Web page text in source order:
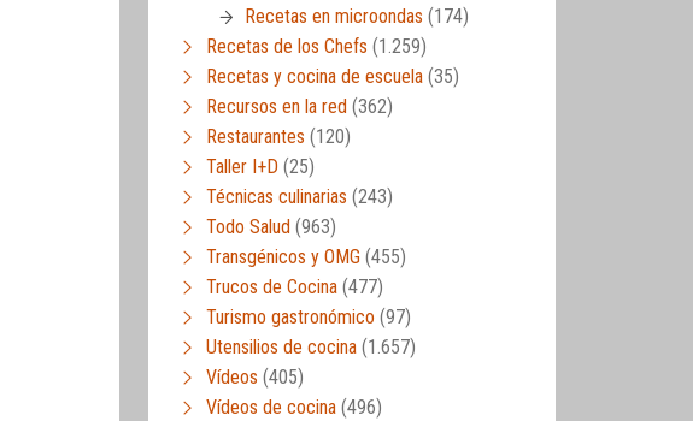
Recetas en microondas (174)
Recetas de los Chefs (1.259)
Recetas y cocina de escuela (35)
Recursos en la red (362)
Restaurantes (120)
Taller I+D (25)
Técnicas culinarias (243)
Todo Salud (963)
Transgénicos y OMG (455)
Trucos de Cocina (477)
Turismo gastronómico (97)
Utensilios de cocina (1.657)
Vídeos (405)
Vídeos de cocina (496)